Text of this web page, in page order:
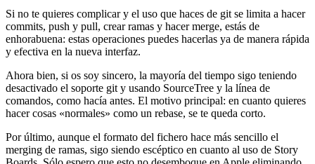
Si no te quieres complicar y el uso que haces de git se limita a hacer
commits, push y pull, crear ramas y hacer merge, estás de
enhorabuena: estas operaciones puedes hacerlas ya de manera rápida
y efectiva en la nueva interfaz.
Ahora bien, si os soy sincero, la mayoría del tiempo sigo teniendo
desactivado el soporte git y usando SourceTree y la línea de
comandos, como hacía antes. El motivo principal: en cuanto quieres
hacer cosas «normales» como un rebase, se te queda corto.
Por último, aunque el formato del fichero hace más sencillo el
merging de ramas, sigo siendo escéptico en cuanto al uso de Story